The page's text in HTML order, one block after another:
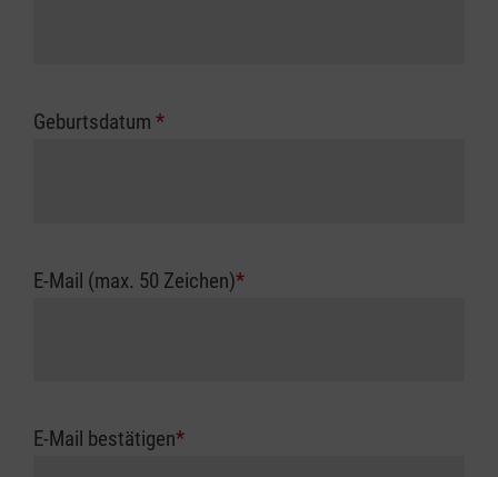
Geburtsdatum *
E-Mail (max. 50 Zeichen)*
E-Mail bestätigen*